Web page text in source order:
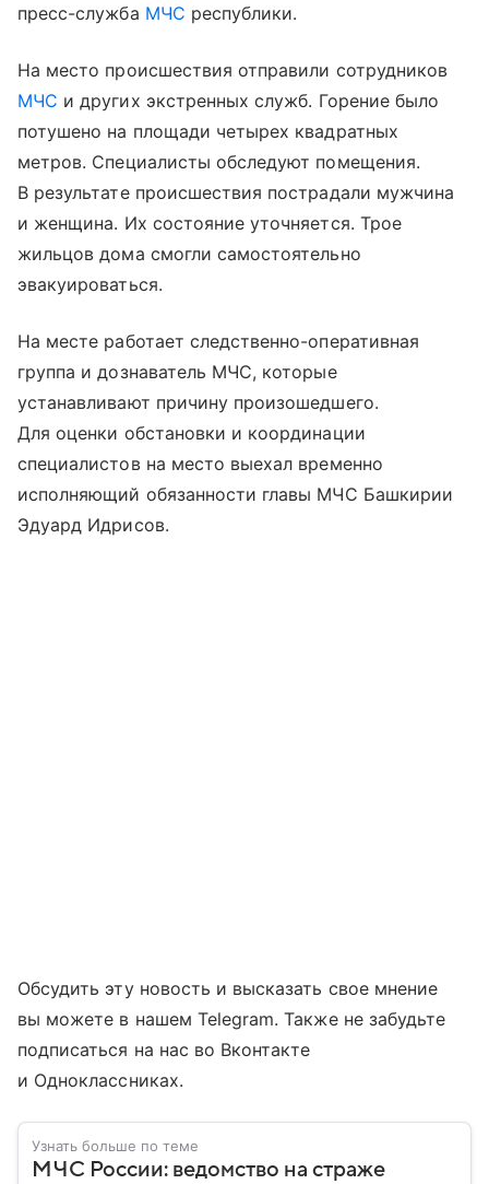
пресс-служба МЧС республики.
На место происшествия отправили сотрудников
МЧС и других экстренных служб. Горение было
потушено на площади четырех квадратных
метров. Специалисты обследуют помещения.
В результате происшествия пострадали мужчина
и женщина. Их состояние уточняется. Трое
жильцов дома смогли самостоятельно
эвакуироваться.
На месте работает следственно-оперативная
группа и дознаватель МЧС, которые
устанавливают причину произошедшего.
Для оценки обстановки и координации
специалистов на место выехал временно
исполняющий обязанности главы МЧС Башкирии
Эдуард Идрисов.
Обсудить эту новость и высказать свое мнение
вы можете в нашем Telegram. Также не забудьте
подписаться на нас во Вконтакте
и Одноклассниках.
Узнать больше по теме
МЧС России: ведомство на страже